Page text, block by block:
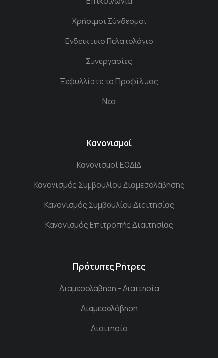
Χρήσιμοι Σύνδεσμοι
Ενδεικτικό Πελατολόγιο
Συνεργασίες
Ξεφυλλίστε το Προφίλ μας
Νέα
Κανονισμοί
Κανονισμοί ΕΟΔΙΔ
Κανονισμός Συμβουλίου Διαμεσολάβησης
Κανονισμός Συμβουλίου Διαιτησίας
Κανονισμός Επιτροπής Διαιτησίας
Πρότυπες Ρήτρες
Διαμεσολάβηση - Διαιτησία
Διαμεσολάβηση
Διαιτησία